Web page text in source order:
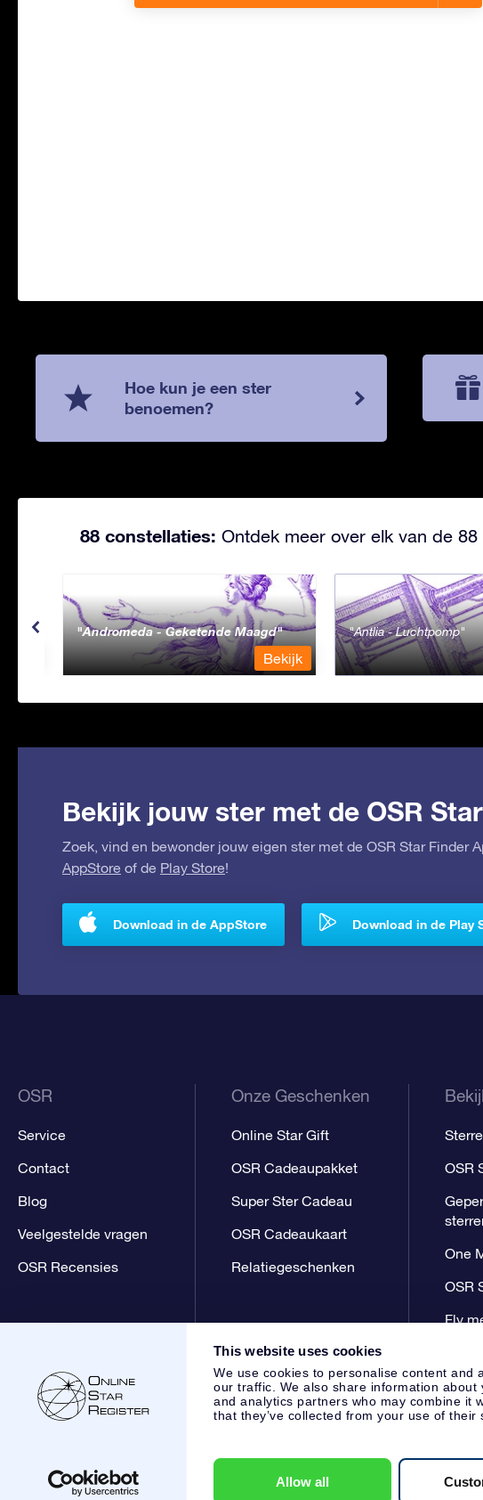
This website uses cookies
We use cookies to personalise content
our traffic. We also share information
and analytics partners who may combine it
that they’ve collected from your use of their
Allow all
Hoe kun je een ster
benoemen?
88 constellaties: Ontdek meer over elk van de
Andromeda - Geketende Maagd
Bekijk
Antlia - Luchtpomp
Bekijk jouw ster met de OSR
Zoek, vind en bewonder jouw eigen ster met de OSR Star Finder
AppStore of de Play Store!
Download in de AppStore Download in de Play
OSR
Service
Contact
Blog
Veelgestelde vragen
OSR Recensies
Onze Geschenken
Online Star Gift
OSR Cadeaupakket
Super Ster Cadeau
OSR Cadeaukaart
Relatiegeschenken
OSR
One
OSR
Fly
Klantenservice:help@osr.org KVK: 60333553, VAT: NL 8538.62.722B01